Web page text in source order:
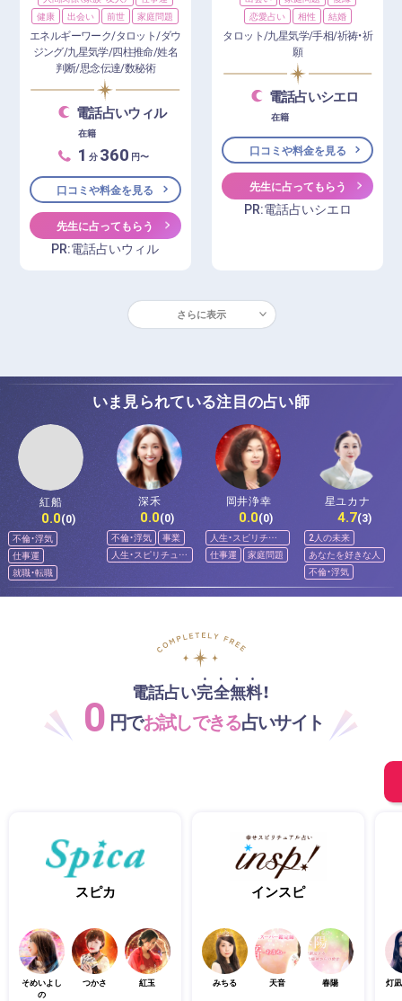
健康
出会い 前世 家庭問題
エネルギーワーク/タロット/ダウ
ジング/九星気学/四柱推命/姓名
判断/思念伝達/数秘術
電話占いウィル
在籍
1 分 360 円〜
口コミや料金を見る
先生に占ってもらう
PR:電話占いウィル
恋愛占い
相性 結婚
タロット/九星気学/手相/祈祷・祈
願
電話占いシエロ
在籍
口コミや料金を見る
先生に占ってもらう
PR:電話占いシエロ
さらに表示
いま見られている注目の占い師
紅船
0.0(0)
不倫・浮気
仕事運
就職・転職
深禾
0.0(0)
不倫・浮気
事業
人生・スピリチュア
ル
岡井浄幸
0.0(0)
人生・スピリチュ
アル
仕事運 家庭問題
星ユカナ
4.7(3)
2人の未来
あなたを好きな人
不倫・浮気
電話占い完全無料！
0 円でお試しできる占いサイト
スピカ
そめいよし
の
つかさ 紅玉
インスピ
みちる 天音 春陽
灯